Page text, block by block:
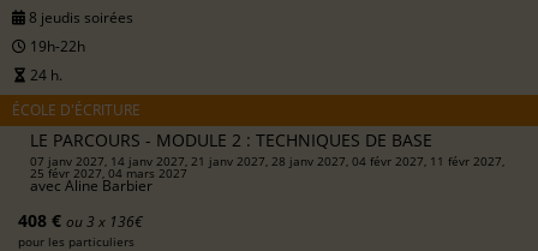
8 jeudis soirées
19h-22h
24 h.
ÉCOLE D'ÉCRITURE
LE PARCOURS - MODULE 2 : TECHNIQUES DE BASE
07 janv 2027, 14 janv 2027, 21 janv 2027, 28 janv 2027, 04 févr 2027, 11 févr 2027,
25 févr 2027, 04 mars 2027
avec Aline Barbier
408 € ou 3 x 136€
pour les particuliers